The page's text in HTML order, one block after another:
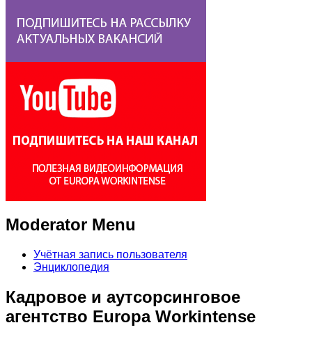
Moderator Menu
Учётная запись пользователя
Энциклопедия
Кадровое и аутсорсинговое
агентство Europa Workintense